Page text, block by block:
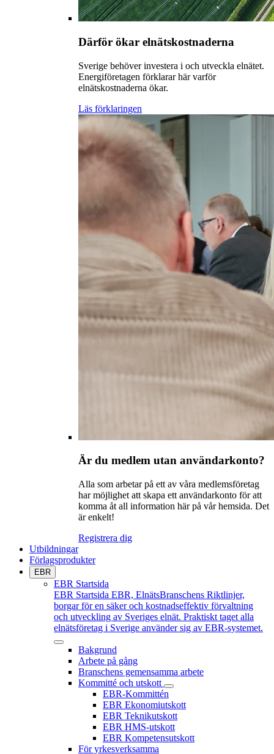
Därför ökar elnätskostnaderna
Sverige behöver investera i och utveckla elnätet.
Energiföretagen förklarar här varför
elnätskostnaderna ökar.
Läs förklaringen
Är du medlem utan användarkonto?
Alla som arbetar på ett av våra medlemsföretag
har möjlighet att skapa ett användarkonto för att
komma åt all information här på vår hemsida. Det
är enkelt!
Registrera dig
Utbildningar
Förlagsprodukter
EBR
EBR Startsida
EBR Startsida EBR, ElnätsBranschens Riktlinjer,
borgar för en säker och kostnadseffektiv förvaltning
och utveckling av Sveriges elnät. Praktiskt taget alla
elnätsföretag i Sverige använder sig av EBR-systemet.
Bakgrund
Arbete på gång
Branschens gemensamma arbete
Kommitté och utskott
EBR-Kommittén
EBR Ekonomiutskott
EBR Teknikutskott
EBR HMS-utskott
EBR Kompetensutskott
För yrkesverksamma